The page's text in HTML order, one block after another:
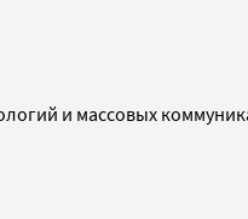
и массовых